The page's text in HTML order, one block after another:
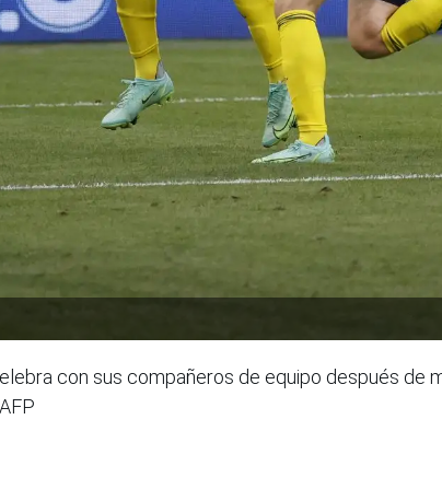
con sus compañeros de equipo después de